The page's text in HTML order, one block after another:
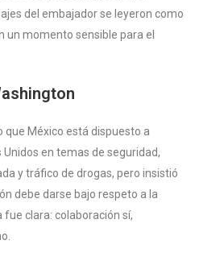
del embajador se leyeron como
un momento sensible para el
que México está dispuesto a
en temas de seguridad,
y tráfico de drogas, pero insistió
debe darse bajo respeto a la
clara: colaboración sí,